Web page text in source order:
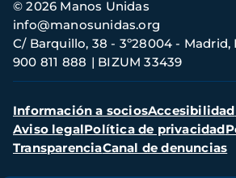
Información
de
contacto
© 2026 Manos Unidas
C/ Barquillo, 38 - 3º28004 - Madrid,
900 811 888
BIZUM 33439
info@manosunidas.org
Menú
secundario
Información a sociosAccesibilidad
Aviso legalPolítica de privacidad
TransparenciaCanal de denuncias